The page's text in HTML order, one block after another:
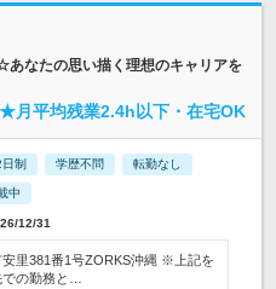
なたの思い描く理想のキャリアを
★月平均残業2.4h以下・在宅OK
制 学歴不問 転勤なし
中
12/31
里381番1号ZORKS沖縄 ※上記を
の勤務と…